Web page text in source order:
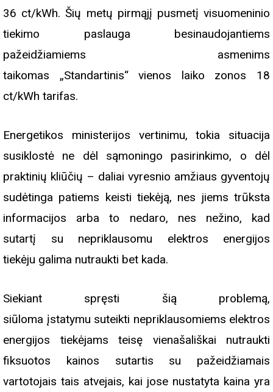
36 ct/kWh. Šių metų pirmąjį pusmetį visuomeninio
tiekimo paslauga besinaudojantiems
pažeidžiamiems asmenims
taikomas „Standartinis“ vienos laiko zonos 18
ct/kWh tarifas.
Energetikos ministerijos vertinimu, tokia situacija
susiklostė ne dėl sąmoningo pasirinkimo, o dėl
praktinių kliūčių – daliai vyresnio amžiaus gyventojų
sudėtinga patiems keisti tiekėją, nes jiems trūksta
informacijos arba to nedaro, nes nežino, kad
sutartį su nepriklausomu elektros energijos
tiekėju galima nutraukti bet kada.
Siekiant spręsti šią problemą,
siūloma įstatymu suteikti nepriklausomiems elektros
energijos tiekėjams teisę vienašališkai nutraukti
fiksuotos kainos sutartis su pažeidžiamais
vartotojais tais atvejais, kai jose nustatyta kaina yra